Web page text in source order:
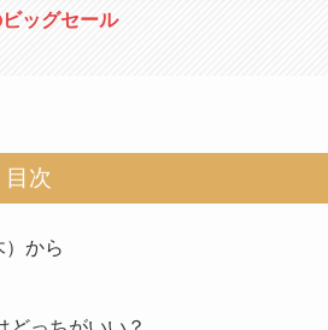
ッグセール
目次
から